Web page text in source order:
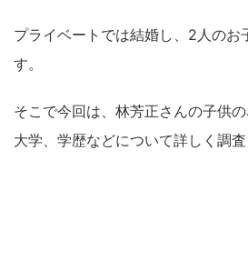
プライベートでは結婚し、2人のお
す。
そこで今回は、林芳正さんの子供の
大学、学歴などについて詳しく調査